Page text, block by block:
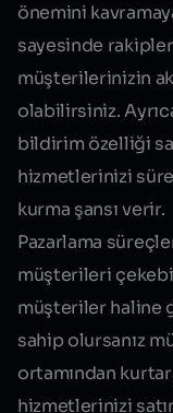
önemini
sayesinde
müşterilerinizin
olabilirsiniz.
bildirim özelliği
hizmetlerinizi
kurma şansı verir.
Pazarlama
müşterileri
müşteriler haline
sahip olursanız
ortamından
hizmetlerinizi